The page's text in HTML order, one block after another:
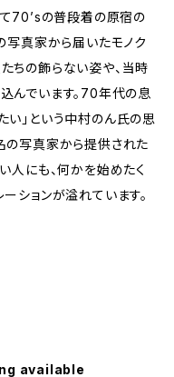
70’sの普段着の原宿の
写真家から届いたモノク
ちの飾らない姿や、当時
んでいます。70年代の息
い」という中村のん氏の思
の写真家から提供された
人にも、何かを始めたく
ションが溢れています。
available